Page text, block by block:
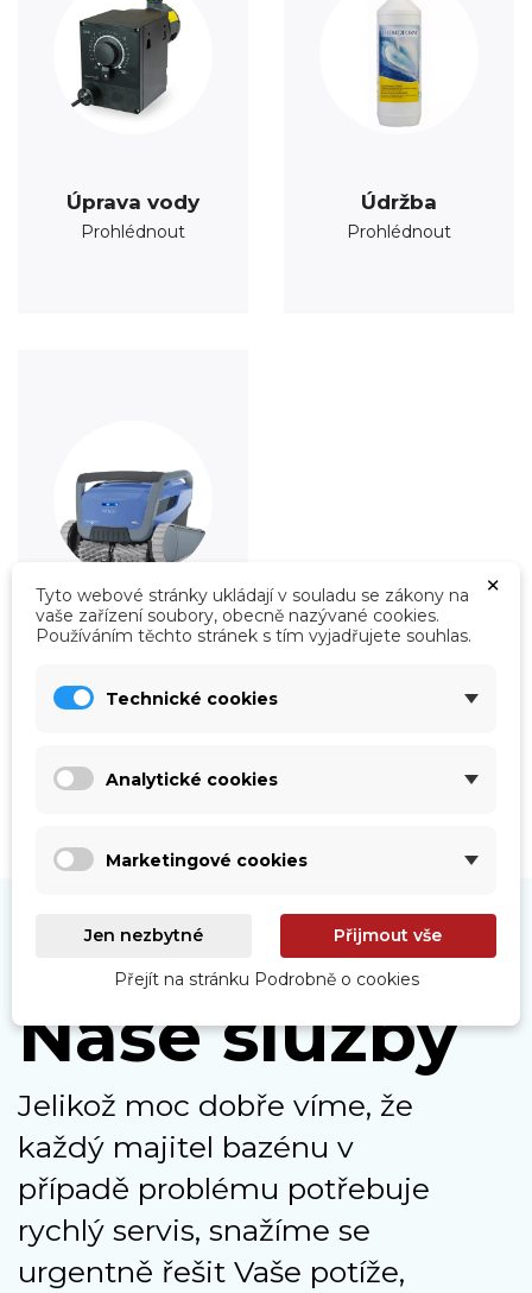
Úprava vody
Prohlédnout
Údržba
Prohlédnout
Roboty
Naše služby
Jelikož moc dobře víme, že
každý majitel bazénu v
případě problému potřebuje
rychlý servis, snažíme se
urgentně řešit Vaše potíže,
×
Tyto webové stránky ukládají v souladu se zákony na
vaše zařízení soubory, obecně nazývané cookies.
Používáním těchto stránek s tím vyjadřujete souhlas.
Technické cookies
Analytické cookies
Marketingové cookies
Jen nezbytné Přijmout vše
Přejít na stránku Podrobně o cookies